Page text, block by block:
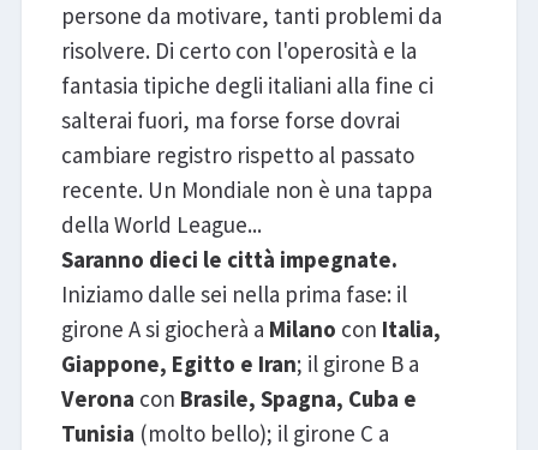
persone da motivare, tanti problemi da
risolvere. Di certo con l'operosità e la
fantasia tipiche degli italiani alla fine ci
salterai fuori, ma forse forse dovrai
cambiare registro rispetto al passato
recente. Un Mondiale non è una tappa
della World League...
Saranno dieci le città impegnate.
Iniziamo dalle sei nella prima fase: il
girone A si giocherà a Milano con Italia,
Giappone, Egitto e Iran; il girone B a
Verona con Brasile, Spagna, Cuba e
Tunisia (molto bello); il girone C a